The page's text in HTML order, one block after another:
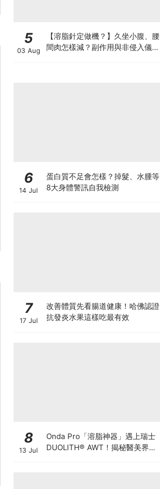
5
03 Aug
【溶脂針定做機？】久坐小腹、腰
間肉怎樣減？副作用與非侵入儀器
6
14 Jul
蛋白質不足會怎樣？掉髮、水腫等
8大身體警訊自我檢測
7
17 Jul
改善體質先看腸道健康！哈佛認證
抗發炎水果這樣吃最有效
8
13 Jul
Onda Pro「溶脂神器」遇上瑞士
DUOLITH® AWT！揭秘醫美界悄